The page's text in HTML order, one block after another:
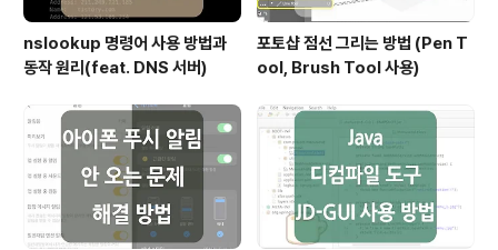
nslookup 명령어 사용 방법과
동작 원리(feat. DNS 서버)
포토샵 점선 그리는 방법 (Pen T
ool, Brush Tool 사용)